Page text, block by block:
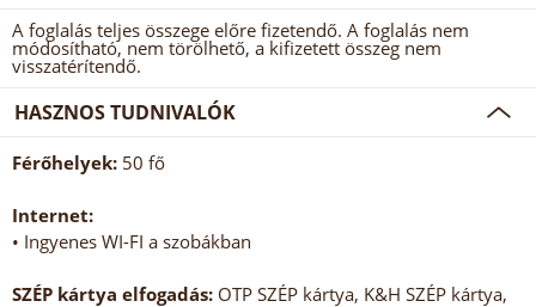
A foglalás teljes összege előre fizetendő. A foglalás nem
módosítható, nem törölhető, a kifizetett összeg nem
visszatérítendő.
HASZNOS TUDNIVALÓK
Férőhelyek: 50 fő
Internet:
• Ingyenes WI-FI a szobákban
SZÉP kártya elfogadás: OTP SZÉP kártya, K&H SZÉP kártya,